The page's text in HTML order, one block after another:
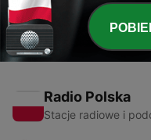
Radio Polska
Stacje radiowe i